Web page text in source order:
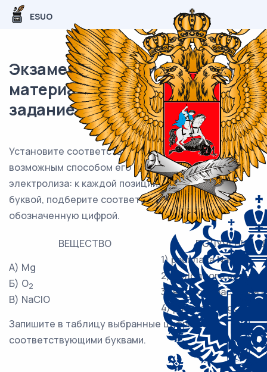
ESUO
Экзаменационный (типовой)
материал ЕГЭ / Химия / 20
задание (24) / 58
Установите соответствие между веществом и
возможным способом его получения путём
электролиза: к каждой позиции, обозначенной
буквой, подберите соответствующую позицию,
обозначенную цифрой.
ВЕЩЕСТВО
ПОЛУЧЕНИЕ
А) Mg
Б) O2
В) NaClO
1) расплава NaCl
2) холодного
3) водного раствора
4) расплава MgCl
Запишите в таблицу выбранные цифры под
соответствующими буквами.